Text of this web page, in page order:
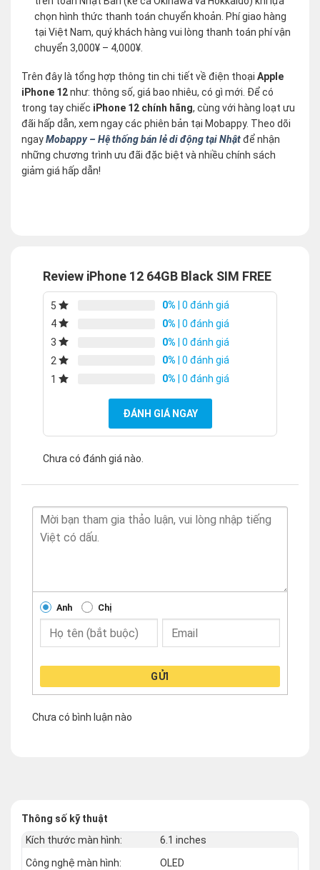
chọn hình thức thanh toán chuyển khoản. Phí giao hàng
tại Việt Nam, quý khách hàng vui lòng thanh toán phí vận
chuyển 3,000¥ – 4,000¥.
Trên đây là tổng hợp thông tin chi tiết về điện thoại Apple
iPhone 12như: thông số, giá bao nhiêu, có gì mới. Để có
trong tay chiếc iPhone 12 chính hãng, cùng với hàng loạt ưu
đãi hấp dẫn, xem ngay các phiên bản tại Mobappy. Theo dõi
ngayMobappy – Hệ thống bán lẻ di động tại Nhậtđể nhận
những chương trình ưu đãi đặc biệt và nhiều chính sách
giảm giá hấp dẫn!
Review iPhone 12 64GB Black SIM FREE
5 0% | 0 đánh giá
4
0% | 0 đánh giá
3
0% | 0 đánh giá
2
0% | 0 đánh giá
1
0% | 0 đánh giá
ĐÁNH GIÁ NGAY
Chưa có đánh giá nào.
Anh Chị
GỬI
Chưa có bình luận nào
Thông số kỹ thuật
Kích thước màn hình:
6.1 inches
Công nghệ màn hình:
OLED